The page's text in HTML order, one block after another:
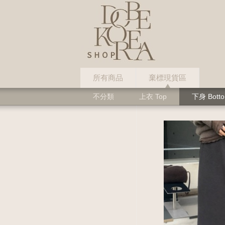
所有商品 棄標現貨區
不分類 上衣 Top 下身